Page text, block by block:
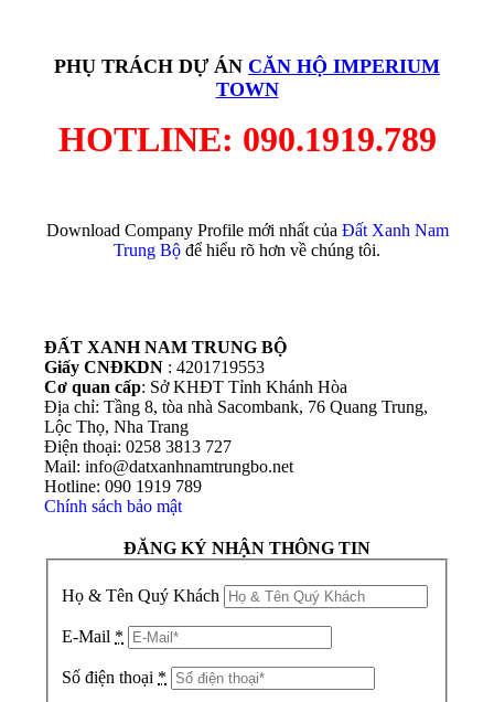
PHỤ TRÁCH DỰ ÁN CĂN HỘ IMPERIUM
TOWN
HOTLINE: 090.1919.789
Download Company Profile mới nhất của Đất Xanh Nam
Trung Bộ để hiểu rõ hơn về chúng tôi.
ĐẤT XANH NAM TRUNG BỘ
Giấy CNĐKDN : 4201719553
Cơ quan cấp: Sở KHĐT Tỉnh Khánh Hòa
Địa chỉ: Tầng 8, tòa nhà Sacombank, 76 Quang Trung,
Lộc Thọ, Nha Trang
Điện thoại: 0258 3813 727
Mail: info@datxanhnamtrungbo.net
Hotline: 090 1919 789
Chính sách bảo mật
ĐĂNG KÝ NHẬN THÔNG TIN
Họ & Tên Quý Khách
E-Mail *
Số điện thoại *